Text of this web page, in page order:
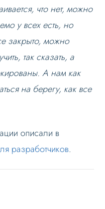
страницы
к штатным
и его функционалу в
себя подстраивать
что нет, можно
у всех есть, но
закрыто, можно
так сказать, а
А нам как
на берегу, как все
описали в
разработчиков.